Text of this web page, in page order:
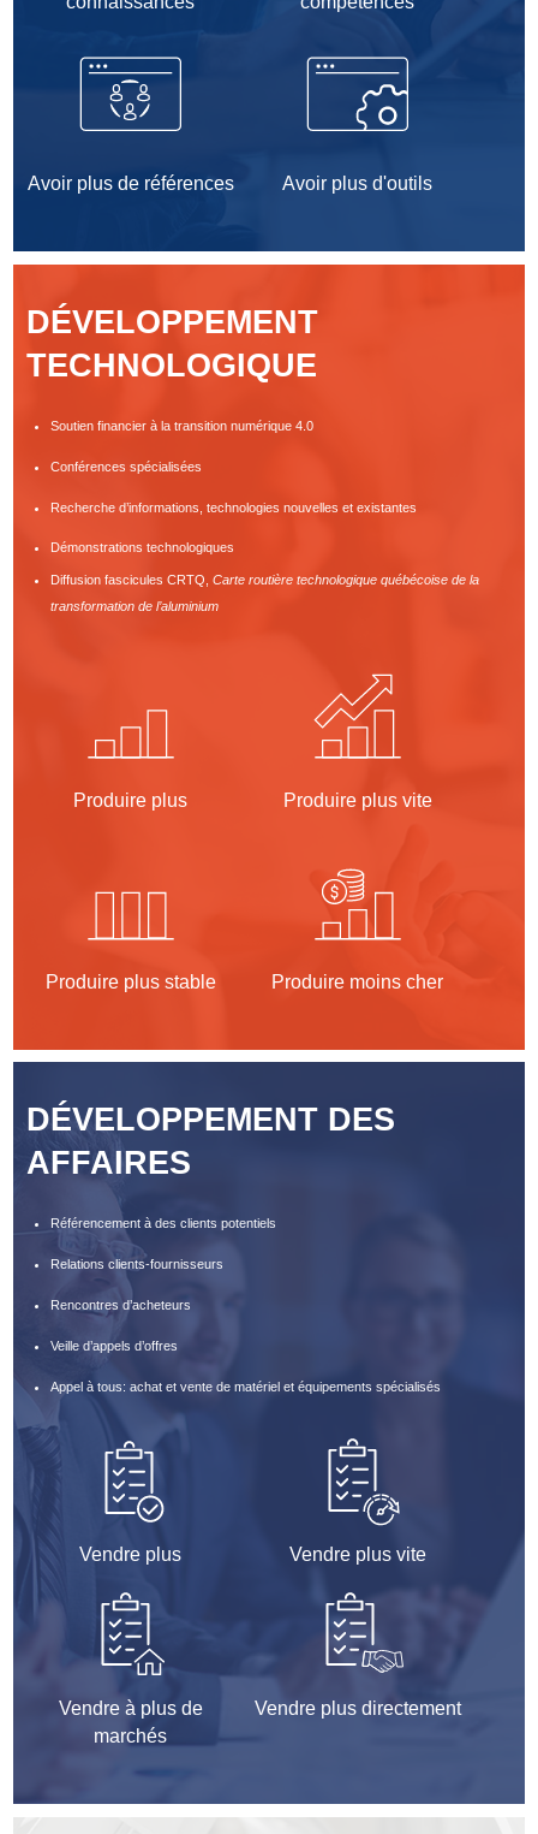
Liste des membres
Adhésion
AUTO-AUDIT
Avoir plus de références Avoir plus d'outils
DÉVELOPPEMENT
TECHNOLOGIQUE
Soutien financier à la transition numérique 4.0
Conférences spécialisées
Recherche d’informations, technologies nouvelles et existantes
Démonstrations technologiques
Diffusion fascicules CRTQ, Carte routière technologique québécoise de la
transformation de l’aluminium
Produire plus Produire plus vite
Produire plus stable Produire moins cher
DÉVELOPPEMENT DES
AFFAIRES
Référencement à des clients potentiels
Relations clients-fournisseurs
Rencontres d’acheteurs
Veille d’appels d’offres
Appel à tous: achat et vente de matériel et équipements spécialisés
Vendre plus Vendre plus vite
Vendre à plus de
marchés
Vendre plus directement